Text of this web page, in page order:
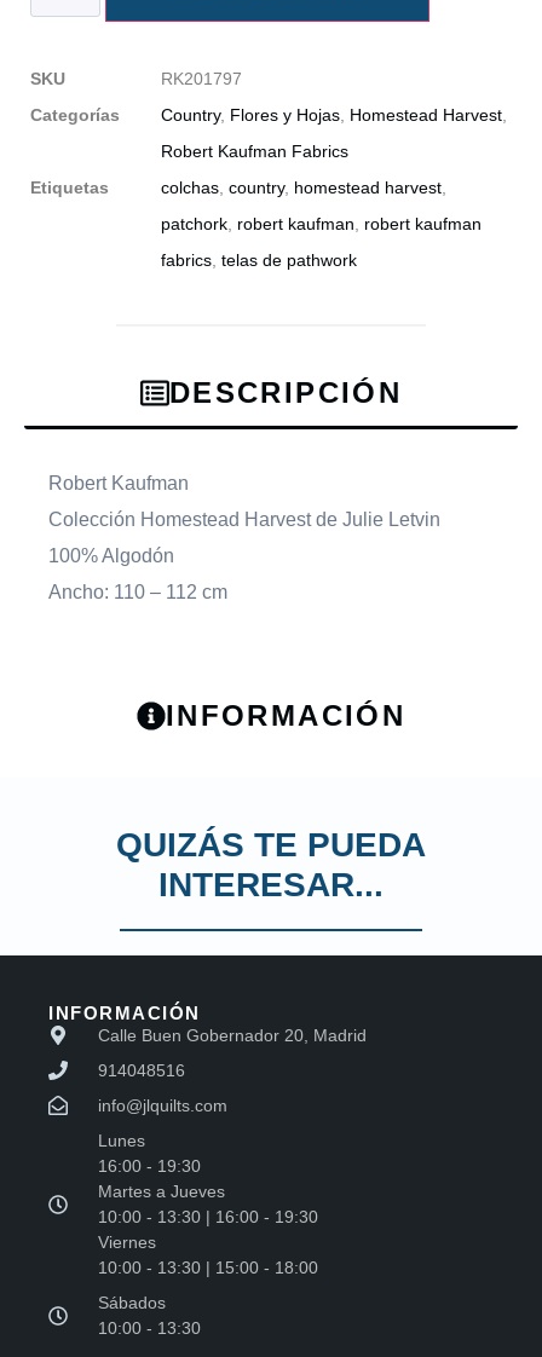
SKU
RK201797
Categorías
Country, Flores y Hojas Homestead Harvest
Robert Kaufman Fabrics
Etiquetas
colchas country, homestead harvest
patchork robert kaufman
robert kaufman
fabrics telas de pathwork
DESCRIPCIÓN
INFORMACIÓN
Robert Kaufman
Colección Homestead Harvest de Julie Letvin
100% Algodón
Ancho: 110 – 112 cm
QUIZÁS TE PUEDA
INTERESAR...
INFORMACIÓN
Calle Buen Gobernador 20, Madrid
914048516
info@jlquilts.com
Lunes
16:00 - 19:30
Martes a Jueves
10:00 - 13:30 | 16:00 - 19:30
Viernes
10:00 - 13:30 | 15:00 - 18:00
Sábados
10:00 - 13:30